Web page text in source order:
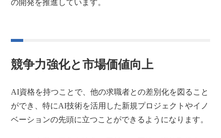
の開発を推進しています。
競争力強化と市場価値向上
AI資格を持つことで、他の求職者との差別化を図ること
ができ、特にAI技術を活用した新規プロジェクトやイノ
ベーションの先頭に立つことができるようになります。